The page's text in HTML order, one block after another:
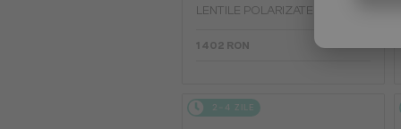
LENTILE POLARIZATE
1 402 RON
2-4 ZILE